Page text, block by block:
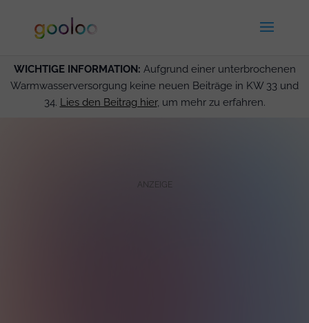
WICHTIGE INFORMATION: Aufgrund einer unterbrochenen
Warmwasserversorgung keine neuen Beiträge in KW 33 und
34. Lies den Beitrag hier, um mehr zu erfahren.